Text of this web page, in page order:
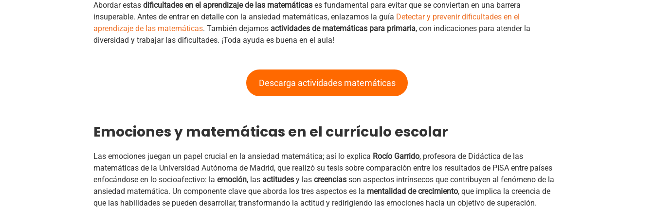
Abordar estas dificultades en el aprendizaje de las matemáticas es fundamental para evitar que se conviertan en una barrera
insuperable. Antes de entrar en detalle con la ansiedad matemáticas, enlazamos la guía Detectar y prevenir dificultades en el
aprendizaje de las matemáticas. También dejamos actividades de matemáticas para primaria, con indicaciones para atender la
diversidad y trabajar las dificultades. ¡Toda ayuda es buena en el aula!
Descarga actividades matemáticas
Emociones y matemáticas en el currículo escolar
Las emociones juegan un papel crucial en la ansiedad matemática; así lo explica Rocío Garrido, profesora de Didáctica de las
matemáticas de la Universidad Autónoma de Madrid, que realizó su tesis sobre comparación entre los resultados de PISA entre países
enfocándose en lo socioafectivo: la emoción, las actitudes y las creencias son aspectos intrínsecos que contribuyen al fenómeno de la
ansiedad matemática. Un componente clave que aborda los tres aspectos es la mentalidad de crecimiento, que implica la creencia de
que las habilidades se pueden desarrollar, transformando la actitud y redirigiendo las emociones hacia un objetivo de superación.